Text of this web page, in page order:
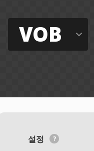
VOB
설정